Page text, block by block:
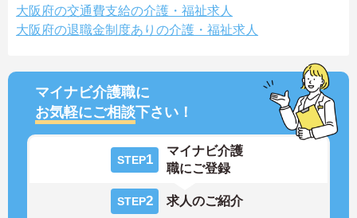
大阪府の交通費支給の介護・福祉求人
大阪府の退職金制度ありの介護・福祉求人
マイナビ介護職に
お気軽にご相談下さい！
STEP1
マイナビ介護
職にご登録
STEP2 求人のご紹介